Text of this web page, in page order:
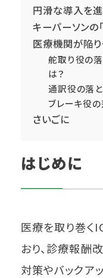
円滑な導入を
キーパーソンの
医療機関が陥
舵取り役の
は？
通訳役の落
ブレーキ役
さいごに
はじめに
医療を取り巻く
おり、診療報酬
対策やバックア